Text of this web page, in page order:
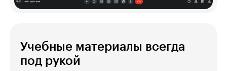
Учебные материалы всегда
под рукой